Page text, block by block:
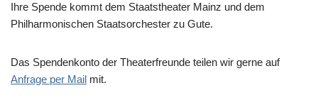
Ihre Spende kommt dem Staatstheater Mainz und dem
Philharmonischen Staatsorchester zu Gute.
Das Spendenkonto der Theaterfreunde teilen wir gerne auf
Anfrage per Mail mit.